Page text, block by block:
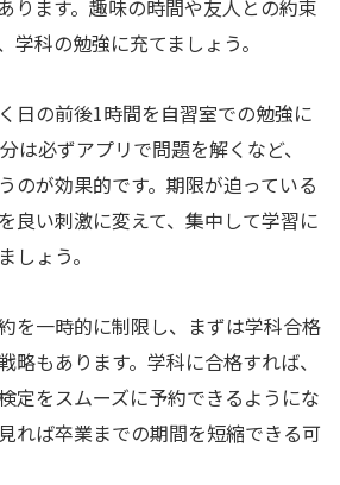
ります。趣味の時間や友人との約束
学科の勉強に充てましょう。
日の前後1時間を自習室での勉強に
は必ずアプリで問題を解くなど、
のが効果的です。期限が迫っている
良い刺激に変えて、集中して学習に
しょう。
を一時的に制限し、まずは学科合格
略もあります。学科に合格すれば、
定をスムーズに予約できるようにな
れば卒業までの期間を短縮できる可